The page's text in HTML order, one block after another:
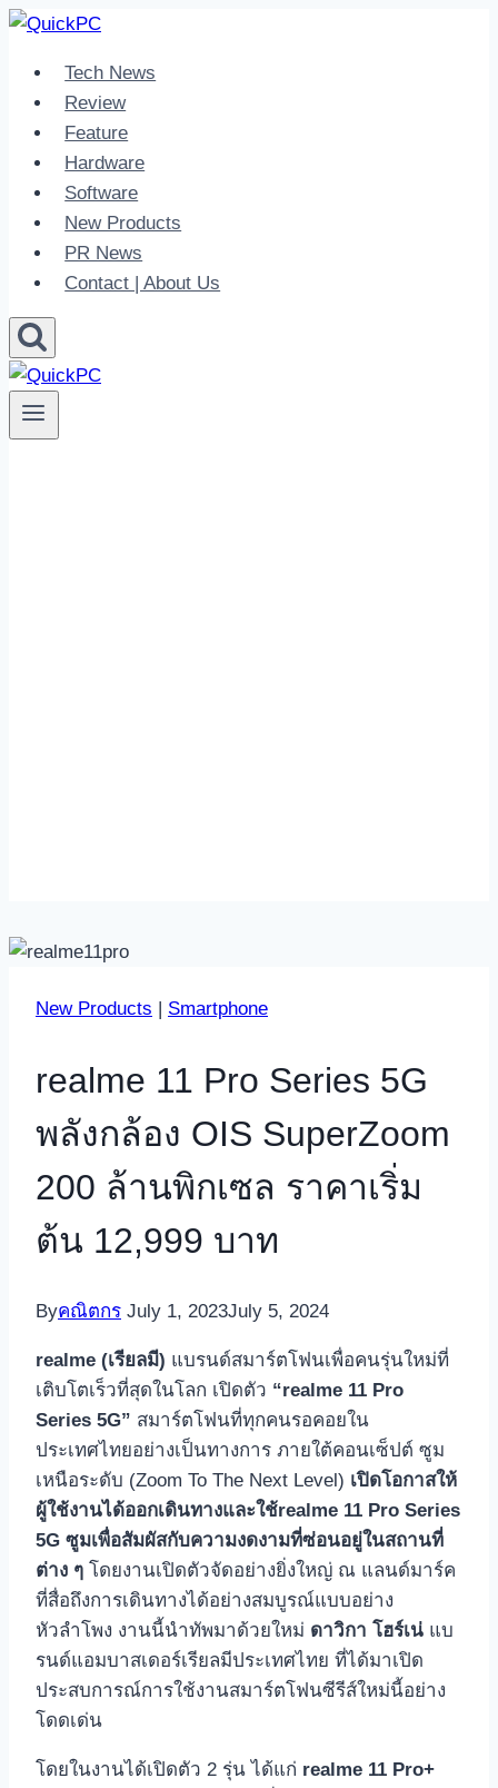
Skip
contentTech News
Review
Feature
Hardware
Software
New Products
PR News
Contact | About Us
New Products | Smartphone
realme 11 Pro Series 5G
พลังกล้อง OIS SuperZoom
200 ล้านพิกเซล ราคาเริ่ม
ต้น 12,999 บาท
Byคณิตกร July 1, 2023July 5, 2024
realme (เรียลมี) แบรนด์สมาร์ตโฟนเพื่อคนรุ่นใหม่ที่
เติบโตเร็วที่สุดในโลก เปิดตัว “realme 11 Pro
Series 5G” สมาร์ตโฟนที่ทุกคนรอคอยใน
ประเทศไทยอย่างเป็นทางการ ภายใต้คอนเซ็ปต์ ซูม
เหนือระดับ (Zoom To The Next Level) เปิดโอกาสให้
ผู้ใช้งานได้ออกเดินทางและใช้realme 11 Pro Series
5G ซูมเพื่อสัมผัสกับความงดงามที่ซ่อนอยู่ในสถานที่
ต่าง ๆ โดยงานเปิดตัวจัดอย่างยิ่งใหญ่ ณ แลนด์มาร์ค
ที่สื่อถึงการเดินทางได้อย่างสมบูรณ์แบบอย่าง
หัวลำโพง งานนี้นำทัพมาด้วยใหม่ ดาวิกา โฮร์เน่ แบ
รนด์แอมบาสเดอร์เรียลมีประเทศไทย ที่ได้มาเปิด
ประสบการณ์การใช้งานสมาร์ตโฟนซีรีส์ใหม่นี้อย่าง
โดดเด่น
โดยในงานได้เปิดตัว 2 รุ่น ได้แก่ realme 11 Pro+